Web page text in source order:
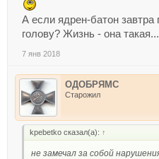
А если ядрен-батон завтра
голову? Жизнь - она
7 янв 2018
ОДОБРЯМС
Старожил
kpebetko сказал(а): ↑
не замечал за собой